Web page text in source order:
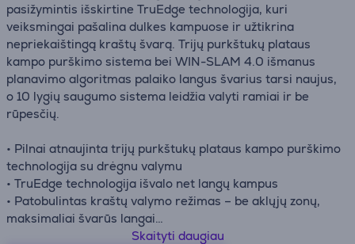
pasižymintis išskirtine TruEdge technologija, kuri
veiksmingai pašalina dulkes kampuose ir užtikrina
nepriekaištingą kraštų švarą. Trijų purkštukų plataus
kampo purškimo sistema bei WIN-SLAM 4.0 išmanus
planavimo algoritmas palaiko langus švarius tarsi naujus,
o 10 lygių saugumo sistema leidžia valyti ramiai ir be
rūpesčių.
• Pilnai atnaujinta trijų purkštukų plataus kampo purškimo
technologija su drėgnu valymu
• TruEdge technologija išvalo net langų kampus
• Patobulintas kraštų valymo režimas – be aklųjų zonų,
maksimaliai švarūs langai
• Patobulinta WIN-SLAM 4.0 sistema – dar tikslesnis ir
Skaityti daugiau